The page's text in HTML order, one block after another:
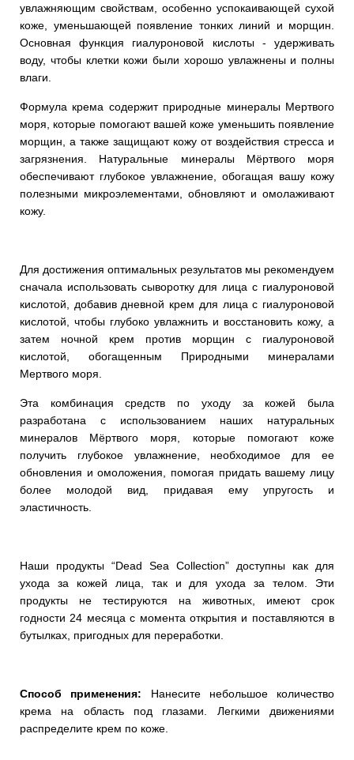
увлажняющим свойствам, особенно успокаивающей сухой
коже, уменьшающей появление тонких линий и морщин.
Основная функция гиалуроновой кислоты - удерживать
воду, чтобы клетки кожи были хорошо увлажнены и полны
влаги.
Формула крема содержит природные минералы Мертвого
моря, которые помогают вашей коже уменьшить появление
морщин, а также защищают кожу от воздействия стресса и
загрязнения. Натуральные минералы Мёртвого моря
обеспечивают глубокое увлажнение, обогащая вашу кожу
полезными микроэлементами, обновляют и омолаживают
кожу.
Для достижения оптимальных результатов мы рекомендуем
сначала использовать сыворотку для лица с гиалуроновой
кислотой, добавив дневной крем для лица с гиалуроновой
кислотой, чтобы глубоко увлажнить и восстановить кожу, а
затем ночной крем против морщин с гиалуроновой
кислотой, обогащенным Природными минералами
Мертвого моря.
Эта комбинация средств по уходу за кожей была
разработана с использованием наших натуральных
минералов Мёртвого моря, которые помогают коже
получить глубокое увлажнение, необходимое для ее
обновления и омоложения, помогая придать вашему лицу
более молодой вид, придавая ему упругость и
эластичность.
Наши продукты “Dead Sea Collection” доступны как для
ухода за кожей лица, так и для ухода за телом. Эти
продукты не тестируются на животных, имеют срок
годности 24 месяца с момента открытия и поставляются в
бутылках, пригодных для переработки.
Способ применения: Нанесите небольшое количество
крема на область под глазами. Легкими движениями
распределите крем по коже.